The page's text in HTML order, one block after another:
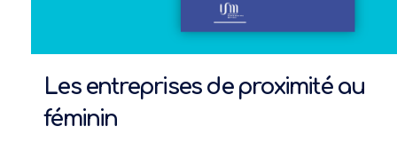
Les entreprises de proximité au
féminin